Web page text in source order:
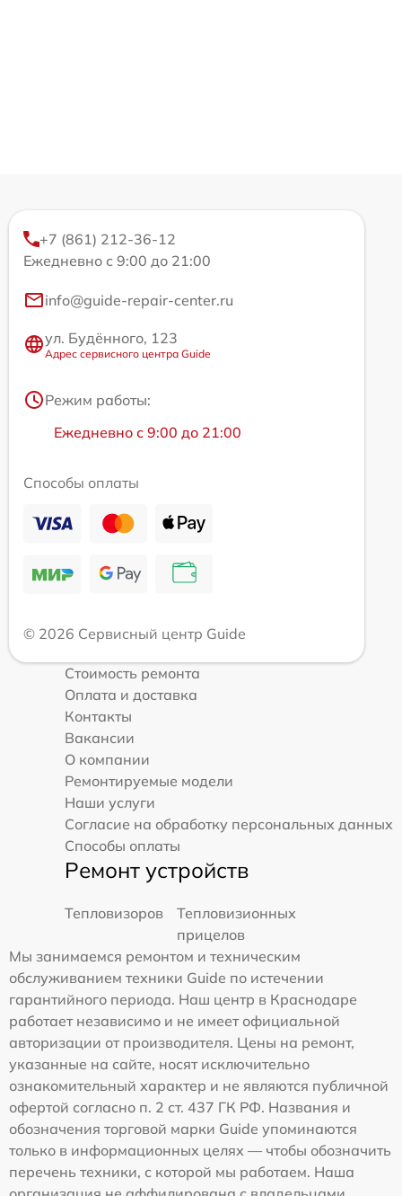
+7 (861) 212-36-12
Ежедневно с 9:00 до 21:00
info@guide-repair-center.ru
ул. Будённого, 123
Адрес сервисного центра Guide
Режим работы:
Ежедневно с 9:00 до 21:00
Способы оплаты
© 2026 Сервисный центр Guide
Стоимость ремонта
Оплата и доставка
Контакты
Вакансии
О компании
Ремонтируемые модели
Наши услуги
Согласие на обработку персональных данных
Способы оплаты
Ремонт устройств
Тепловизоров
Тепловизионных
прицелов
Мы занимаемся ремонтом и техническим
обслуживанием техники Guide по истечении
гарантийного периода. Наш центр в Краснодаре
работает независимо и не имеет официальной
авторизации от производителя. Цены на ремонт,
указанные на сайте, носят исключительно
ознакомительный характер и не являются публичной
офертой согласно п. 2 ст. 437 ГК РФ. Названия и
обозначения торговой марки Guide упоминаются
только в информационных целях — чтобы обозначить
перечень техники, с которой мы работаем. Наша